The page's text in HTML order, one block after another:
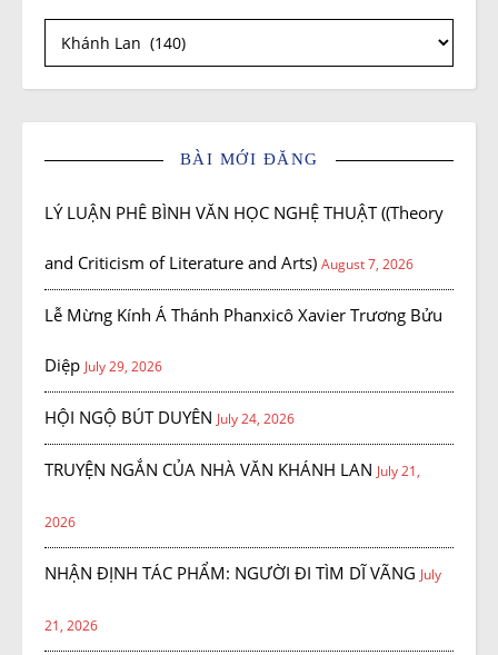
Tác giả
BÀI MỚI ĐĂNG
LÝ LUẬN PHÊ BÌNH VĂN HỌC NGHỆ THUẬT ((Theory
and Criticism of Literature and Arts) August 7, 2026
Lễ Mừng Kính Á Thánh Phanxicô Xavier Trương Bửu
Diệp July 29, 2026
HỘI NGỘ BÚT DUYÊN July 24, 2026
TRUYỆN NGẮN CỦA NHÀ VĂN KHÁNH LAN July 21,
2026
NHẬN ĐỊNH TÁC PHẨM: NGƯỜI ĐI TÌM DĨ VÃNG July
21, 2026